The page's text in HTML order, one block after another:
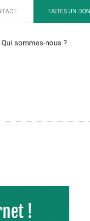
FAITES UN DON
Qui sommes-nous ?
!